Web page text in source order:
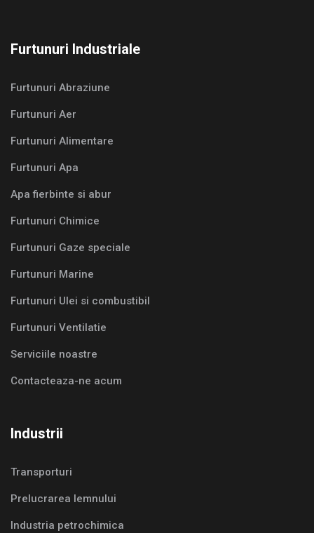
Furtunuri Industriale
Furtunuri Abraziune
Furtunuri Aer
Furtunuri Alimentare
Furtunuri Apa
Apa fierbinte si abur
Furtunuri Chimice
Furtunuri Gaze speciale
Furtunuri Marine
Furtunuri Ulei si combustibil
Furtunuri Ventilatie
Serviciile noastre
Contacteaza-ne acum
Industrii
Transporturi
Prelucrarea lemnului
Industria petrochimica